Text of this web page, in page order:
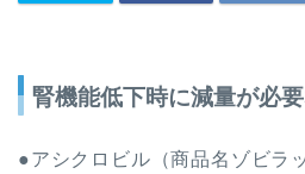
腎機能低下時に減量が必
●アシクロビル（商品名ゾビラ